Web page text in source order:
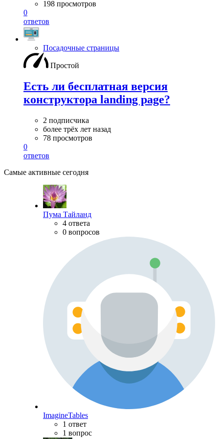
198 просмотров
0
ответов
Посадочные страницы
Простой
Есть ли бесплатная версия
конструктора landing page?
2 подписчика
более трёх лет назад
78 просмотров
0
ответов
Самые активные сегодня
Пума Тайланд
4 ответа
0 вопросов
ImagineTables
1 ответ
1 вопрос